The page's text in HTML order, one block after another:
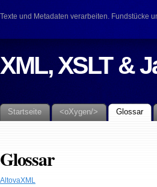
Texte und Metadaten verarbeiten. Fundstücke
XML, XSLT &
Startseite <oXygen/> Glossar
Glossar
AltovaXML